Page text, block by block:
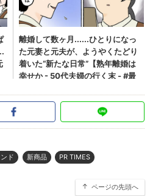
ンド 新商品 PR TIMES
ページの先頭へ